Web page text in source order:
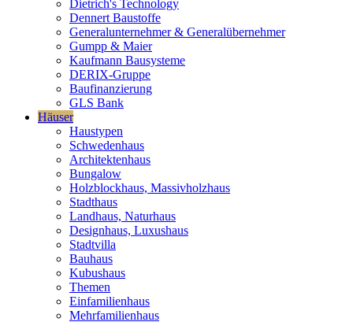
Dietrich's Technology
Dennert Baustoffe
Generalunternehmer & Generalübernehmer
Gumpp & Maier
Kaufmann Bausysteme
DERIX-Gruppe
Baufinanzierung
GLS Bank
Häuser
Haustypen
Schwedenhaus
Architektenhaus
Bungalow
Holzblockhaus, Massivholzhaus
Stadthaus
Landhaus, Naturhaus
Designhaus, Luxushaus
Stadtvilla
Bauhaus
Kubushaus
Themen
Einfamilienhaus
Mehrfamilienhaus